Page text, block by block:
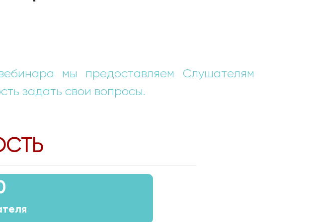
мы предоставляем Слушателям
задать свои вопросы.